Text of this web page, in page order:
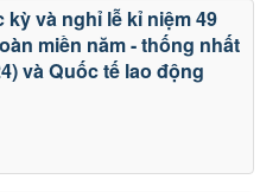
và nghỉ lễ kỉ niệm 49
miền năm - thống nhất
và Quốc tế lao động